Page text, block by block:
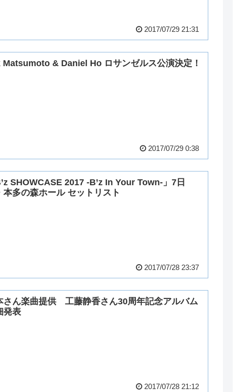
2017/07/29 21:31
Matsumoto & Daniel Ho ロサンゼルス公演決定！
2017/07/29 0:38
SHOWCASE 2017 -B’z In Your Town-」7日
本多の森ホール セットリスト
2017/07/28 23:37
さん楽曲提供 工藤静香さん30周年記念アルバム
発表
2017/07/28 21:12